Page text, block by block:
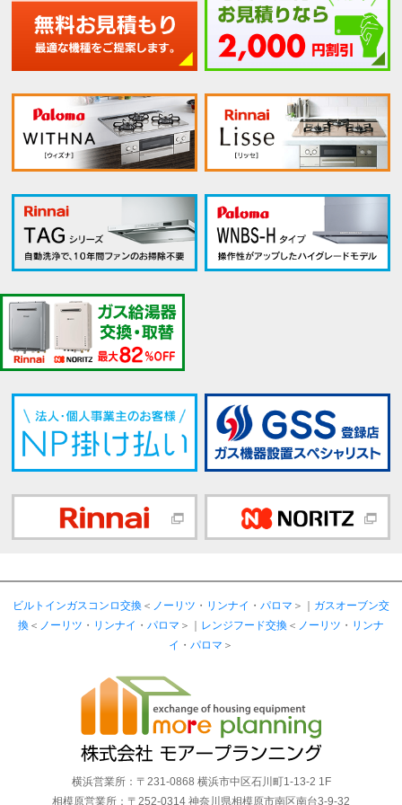
ビルトインガスコンロ交換 ＜ ノーリツ ・ リンナイ ・ パロマ ＞｜ ガスオーブン交
換 ＜ ノーリツ ・ リンナイ ・ パロマ ＞｜ レンジフード交換 ＜ ノーリツ ・ リンナ
イ ・ パロマ ＞
横浜営業所：〒231-0868 横浜市中区石川町1-13-2 1F
相模原営業所：〒252-0314 神奈川県相模原市南区南台3-9-32